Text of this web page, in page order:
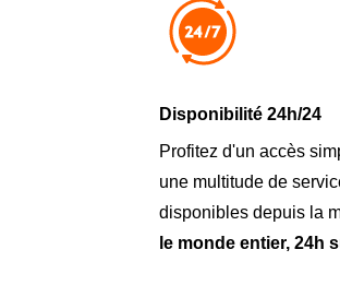
Disponibilité 24h/24
Profitez d'un accès
une multitude de
disponibles depuis la
le monde entier, 24h